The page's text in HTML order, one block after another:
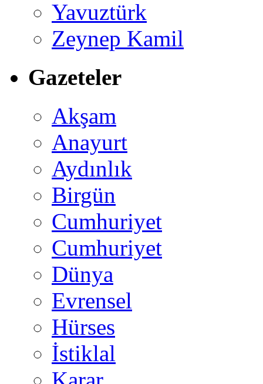
Yavuztürk
Zeynep Kamil
Gazeteler
Akşam
Anayurt
Aydınlık
Birgün
Cumhuriyet
Cumhuriyet
Dünya
Evrensel
Hürses
İstiklal